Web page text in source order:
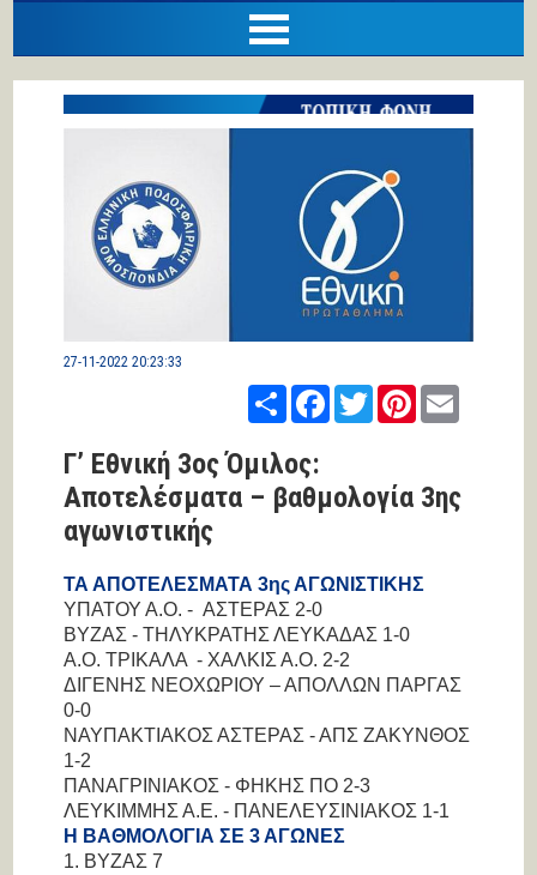
27-11-2022 20:23:33
ShareFacebook
TwitterPinterestEmail
Γ’ Εθνική 3ος Όμιλος:
Αποτελέσματα – βαθμολογία 3ης
αγωνιστικής
ΤΑ ΑΠΟΤΕΛΕΣΜΑΤΑ 3ης ΑΓΩΝΙΣΤΙΚΗΣ
ΥΠΑΤΟΥ Α.Ο. - ΑΣΤΕΡΑΣ 2-0
ΒΥΖΑΣ - ΤΗΛΥΚΡΑΤΗΣ ΛΕΥΚΑΔΑΣ 1-0
Α.Ο. ΤΡΙΚΑΛΑ - ΧΑΛΚΙΣ Α.Ο. 2-2
ΔΙΓΕΝΗΣ ΝΕΟΧΩΡΙΟΥ – ΑΠΟΛΛΩΝ ΠΑΡΓΑΣ
0-0
ΝΑΥΠΑΚΤΙΑΚΟΣ ΑΣΤΕΡΑΣ - ΑΠΣ ΖΑΚΥΝΘΟΣ
1-2
ΠΑΝΑΓΡΙΝΙΑΚΟΣ - ΦΗΚΗΣ ΠΟ 2-3
ΛΕΥΚΙΜΜΗΣ Α.Ε. - ΠΑΝΕΛΕΥΣΙΝΙΑΚΟΣ 1-1
Η ΒΑΘΜΟΛΟΓΙΑ ΣΕ 3 ΑΓΩΝΕΣ
1. ΒΥΖΑΣ 7